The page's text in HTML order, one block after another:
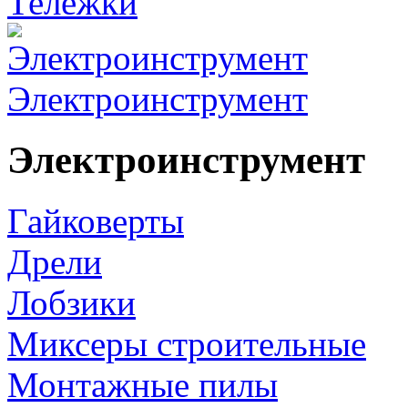
Электроинструмент
Электроинструмент
Гайковерты
Дрели
Лобзики
Миксеры строительные
Монтажные пилы